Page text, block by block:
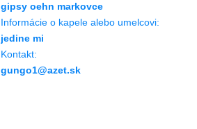
gipsy oehn markovce
Informácie o kapele alebo umelcovi:
jedine mi
Kontakt:
gungo1@azet.sk